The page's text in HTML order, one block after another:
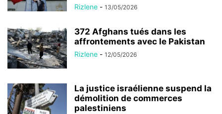
Rizlene - 13/05/2026
372 Afghans tués dans les
affrontements avec le Pakistan
Rizlene - 12/05/2026
La justice israélienne suspend la
démolition de commerces
palestiniens